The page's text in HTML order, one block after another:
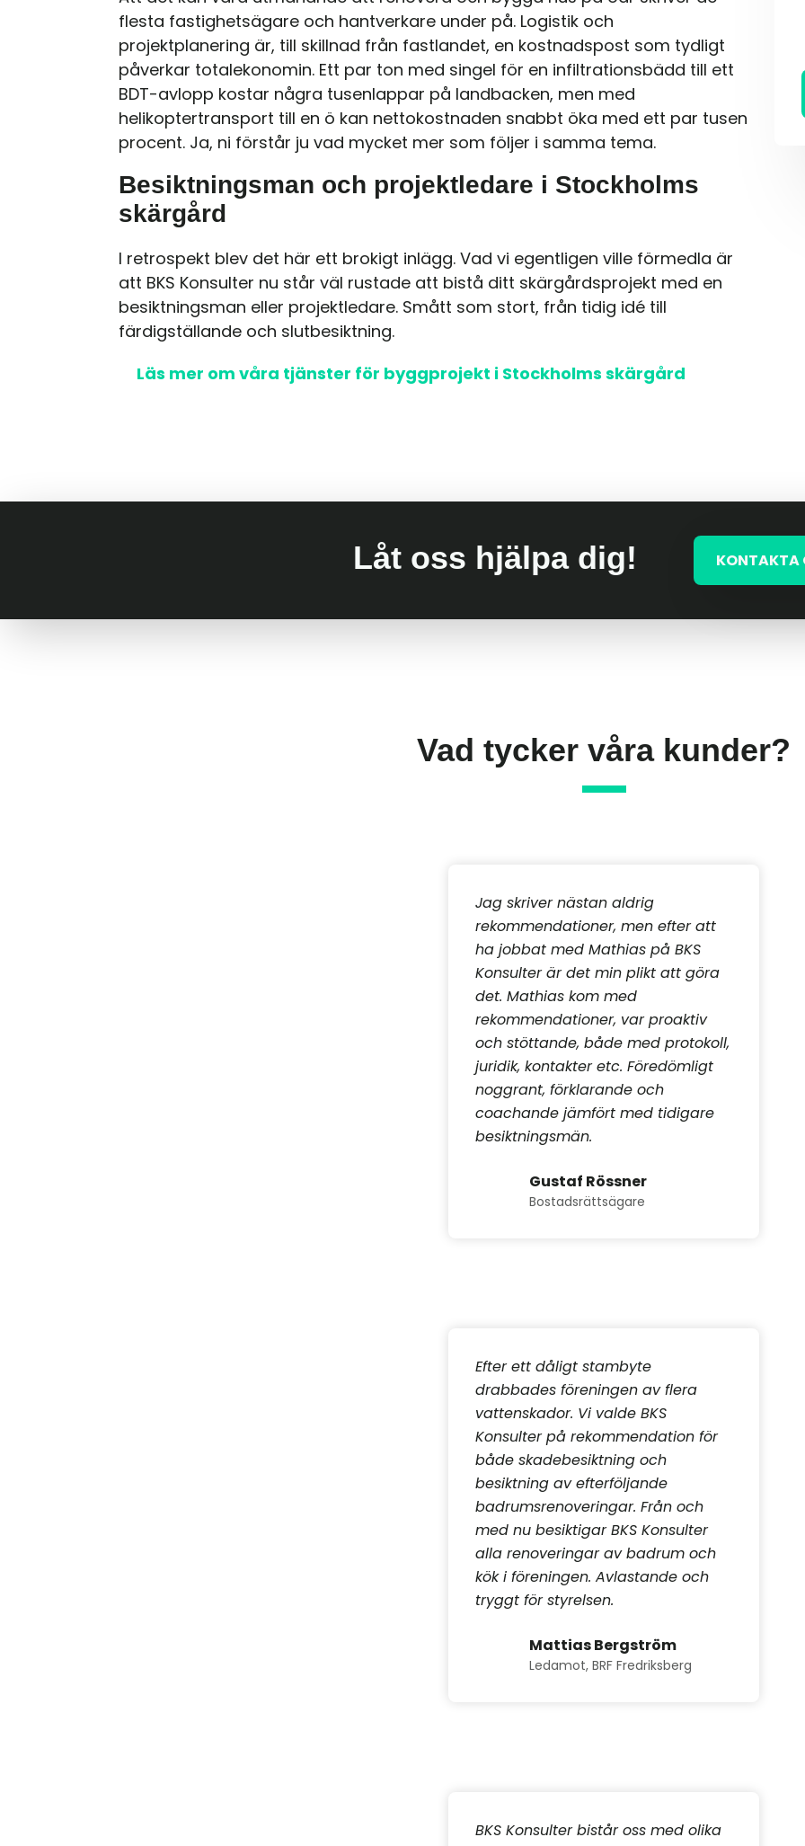
flesta fastighetsägare och hantverkare under på. Logistik och
projektplanering är, till skillnad från fastlandet, en kostnadspost som tydligt
påverkar totalekonomin. Ett par ton med singel för en infiltrationsbädd till ett
BDT-avlopp kostar några tusenlappar på landbacken, men med
helikoptertransport till en ö kan nettokostnaden snabbt öka med ett par tusen
procent. Ja, ni förstår ju vad mycket mer som följer i samma tema.
Besiktningsman och projektledare i Stockholms
skärgård
I retrospekt blev det här ett brokigt inlägg. Vad vi egentligen ville förmedla är
att BKS Konsulter nu står väl rustade att bistå ditt skärgårdsprojekt med en
besiktningsman eller projektledare. Smått som stort, från tidig idé till
färdigställande och slutbesiktning.
Läs mer om våra tjänster för byggprojekt i Stockholms skärgård
Låt oss hjälpa dig! KONTAKTA
Vad tycker våra kunder?
Jag skriver nästan aldrig
rekommendationer, men efter att
ha jobbat med Mathias på BKS
Konsulter är det min plikt att göra
det. Mathias kom med
rekommendationer, var proaktiv
och stöttande, både med protokoll,
juridik, kontakter etc. Föredömligt
noggrant, förklarande och
coachande jämfört med tidigare
besiktningsmän.
Gustaf Rössner
Bostadsrättsägare
Efter ett dåligt stambyte
drabbades föreningen av flera
vattenskador. Vi valde BKS
Konsulter på rekommendation för
både skadebesiktning och
besiktning av efterföljande
badrumsrenoveringar. Från och
med nu besiktigar BKS Konsulter
alla renoveringar av badrum och
kök i föreningen. Avlastande och
tryggt för styrelsen.
Mattias Bergström
Ledamot, BRF Fredriksberg
BKS Konsulter bistår oss med olika